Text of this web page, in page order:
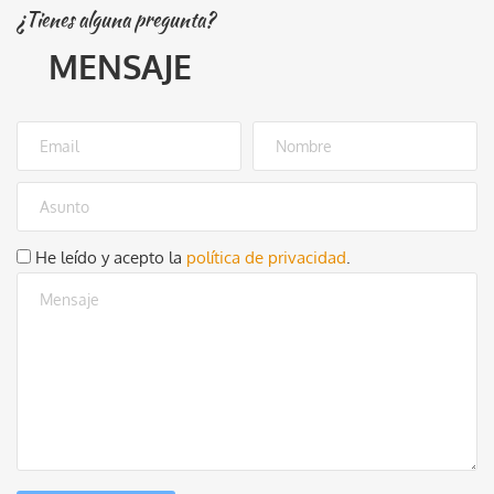
¿Tienes alguna pregunta?
MENSAJE
He leído y acepto la política de privacidad.